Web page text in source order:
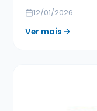
12/01/2026
Ver mais